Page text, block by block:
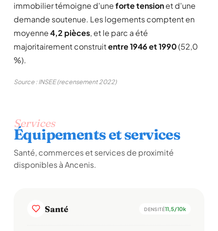
immobilier témoigne d'uneforte tensionet d'une
demande soutenue. Les logements comptent en
moyenne4,2 pièces, et le parc a été
majoritairement construitentre 1946 et 1990(52,0
%).
Source : INSEE (recensement 2022)
Services
Équipements et services
Santé, commerces et services de proximité
disponibles à Ancenis.
Santé DENSITÉ11,5/10k